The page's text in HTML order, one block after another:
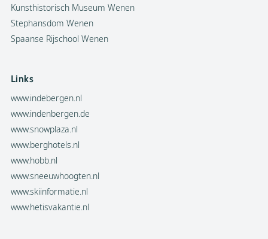
Facebook
Kunsthistorisch Museum Wenen
Stephansdom Wenen
Spaanse Rijschool Wenen
Links
www.indebergen.nl
www.indenbergen.de
www.snowplaza.nl
www.berghotels.nl
www.hobb.nl
www.sneeuwhoogten.nl
www.skiinformatie.nl
www.hetisvakantie.nl